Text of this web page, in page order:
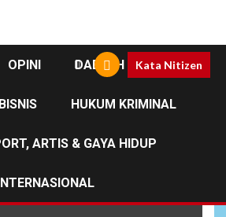
OPINI DAERAH
HUKUM KRIMINAL
ARTIS & GAYA HIDUP
INTERNASIONAL
Kata Nitizen